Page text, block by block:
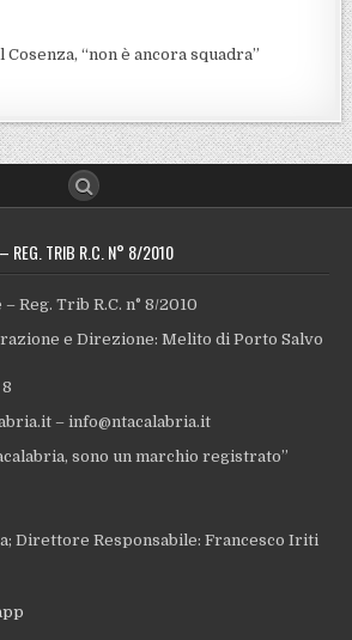
“non è ancora squadra”
REG. TRIB R.C. N° 8/2010
Reg. Trib R.C. n° 8/2010
e Direzione: Melito di Porto Salvo
– info@ntacalabria.it
sono un marchio registrato”
Direttore Responsabile: Francesco Iriti